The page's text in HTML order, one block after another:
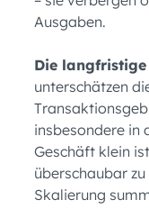
Ausgaben.
Die
unterschätzen
insbesondere in
Geschäft klein
überschaubar
Skalierung